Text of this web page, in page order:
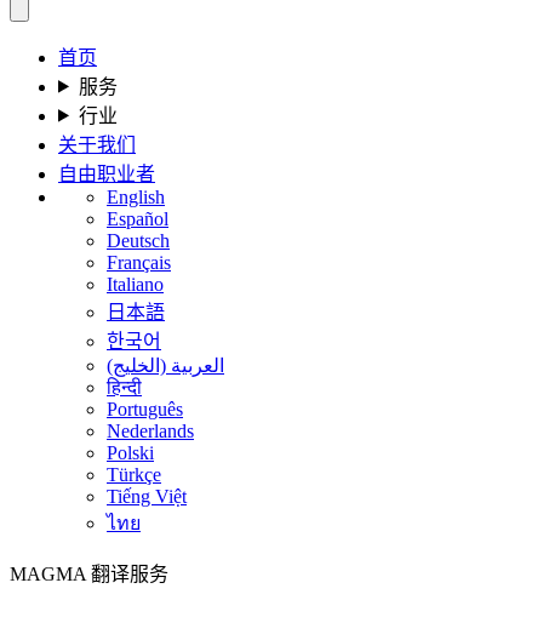
首页
服务
行业
关于我们
自由职业者
English
Español
Deutsch
Français
Italiano
日本語
한국어
العربية (الخليج)
हिन्दी
Português
Nederlands
Polski
Türkçe
Tiếng Việt
ไทย
MAGMA 翻译服务